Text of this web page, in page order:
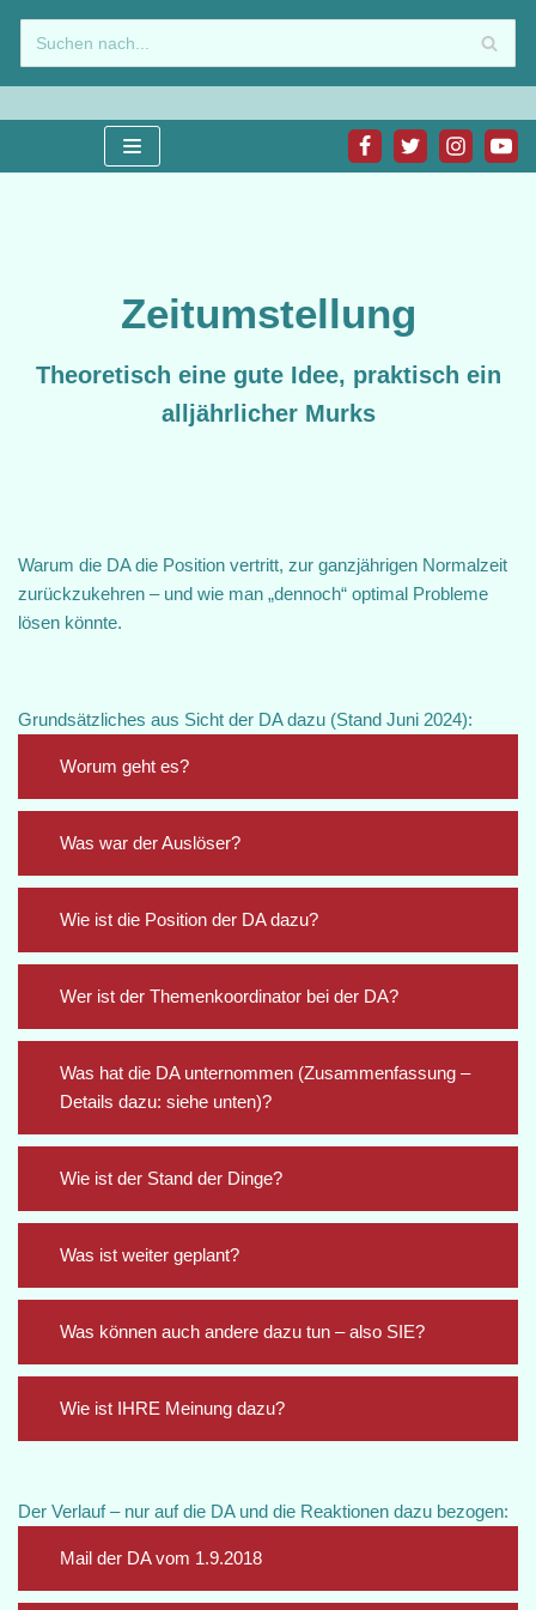
Zum
Inhalt
springen
Zeitumstellung
Theoretisch eine gute Idee, praktisch ein
alljährlicher Murks
Warum die DA die Position vertritt, zur ganzjährigen Normalzeit
zurückzukehren – und wie man „dennoch“ optimal Probleme
lösen könnte.
Grundsätzliches aus Sicht der DA dazu (Stand Juni 2024):
Worum geht es?
Was war der Auslöser?
Wie ist die Position der DA dazu?
Wer ist der Themenkoordinator bei der DA?
Was hat die DA unternommen (Zusammenfassung –
Details dazu: siehe unten)?
Wie ist der Stand der Dinge?
Was ist weiter geplant?
Was können auch andere dazu tun – also SIE?
Wie ist IHRE Meinung dazu?
Der Verlauf – nur auf die DA und die Reaktionen dazu bezogen:
Mail der DA vom 1.9.2018